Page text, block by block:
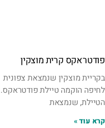
פודטראקס קרית מוצקין
בקריית מוצקין שנמצאת צפונית
לחיפה הוקמה טיילת פודטראקס.
הטיילת, שנמצאת
קרא עוד »